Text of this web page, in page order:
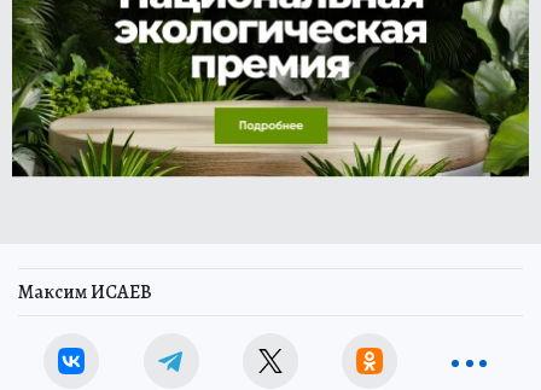
Максим ИСАЕВ